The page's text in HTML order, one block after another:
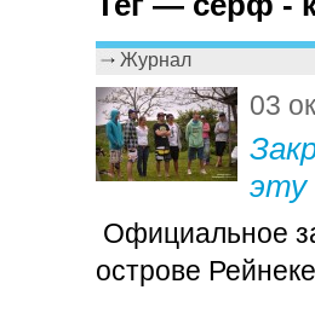
Журнал
03
эту
Официальное
острове